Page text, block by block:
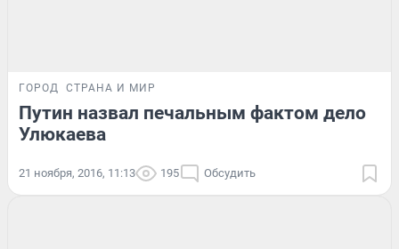
ГОРОД СТРАНА И МИР
Путин назвал печальным фактом дело
Улюкаева
21 ноября, 2016, 11:13 195 Обсудить